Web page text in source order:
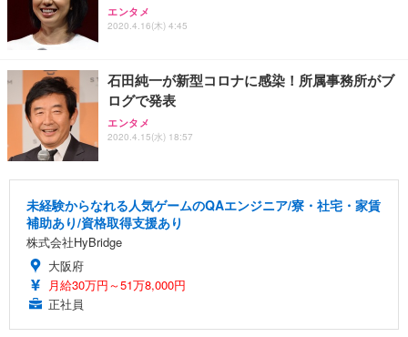
エンタメ
2020.4.16(木) 4:45
石田純一が新型コロナに感染！所属事務所がブ
ログで発表
エンタメ
2020.4.15(水) 18:57
未経験からなれる人気ゲームのQAエンジニア/寮・社宅・家賃
補助あり/資格取得支援あり
株式会社HyBridge
大阪府
月給30万円～51万8,000円
正社員